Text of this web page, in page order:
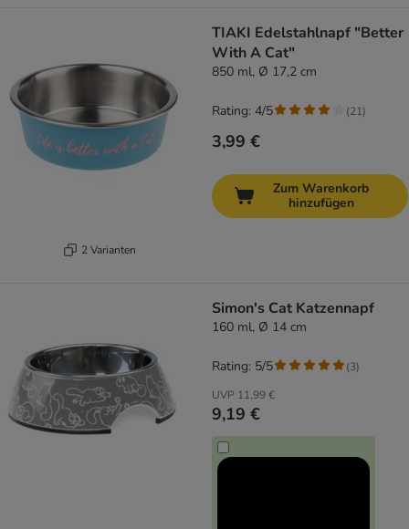
2 Varianten
TIAKI Edelstahlnapf "Better
With A Cat"
850 ml, Ø 17,2 cm
3,99 €
Rating: 4/5 (21)
Zum Warenkorb
hinzufügen
Simon's Cat Katzennapf
160 ml, Ø 14 cm
UVP 11,99 €
9,19 €
Rating: 5/5 (3)